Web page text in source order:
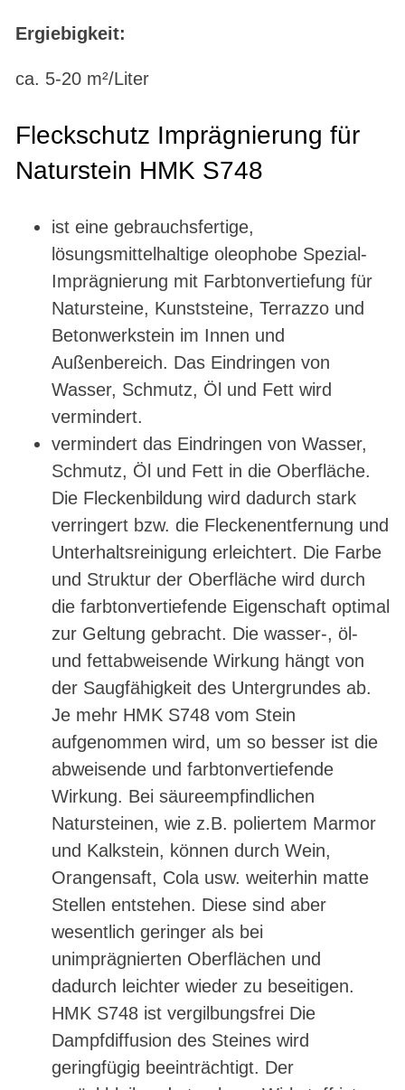
Ergiebigkeit:
ca. 5-20 m²/Liter
Fleckschutz Imprägnierung für
Naturstein HMK S748
ist eine gebrauchsfertige,
lösungsmittelhaltige oleophobe Spezial-
Imprägnierung mit Farbtonvertiefung für
Natursteine, Kunststeine, Terrazzo und
Betonwerkstein im Innen und
Außenbereich. Das Eindringen von
Wasser, Schmutz, Öl und Fett wird
vermindert.
vermindert das Eindringen von Wasser,
Schmutz, Öl und Fett in die Oberfläche.
Die Fleckenbildung wird dadurch stark
verringert bzw. die Fleckenentfernung und
Unterhaltsreinigung erleichtert. Die Farbe
und Struktur der Oberfläche wird durch
die farbtonvertiefende Eigenschaft optimal
zur Geltung gebracht. Die wasser-, öl-
und fettabweisende Wirkung hängt von
der Saugfähigkeit des Untergrundes ab.
Je mehr HMK S748 vom Stein
aufgenommen wird, um so besser ist die
abweisende und farbtonvertiefende
Wirkung. Bei säureempfindlichen
Natursteinen, wie z.B. poliertem Marmor
und Kalkstein, können durch Wein,
Orangensaft, Cola usw. weiterhin matte
Stellen entstehen. Diese sind aber
wesentlich geringer als bei
unimprägnierten Oberflächen und
dadurch leichter wieder zu beseitigen.
HMK S748 ist vergilbungsfrei Die
Dampfdiffusion des Steines wird
geringfügig beeinträchtigt. Der